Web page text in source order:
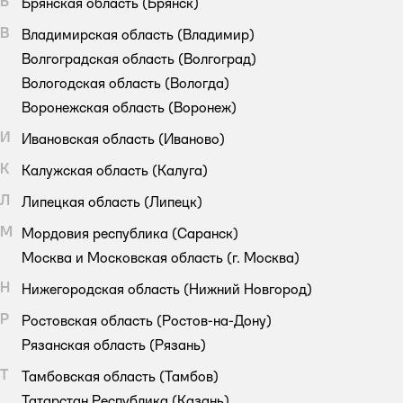
В
Владимирская область (Владимир)
Волгоградская область (Волгоград)
Вологодская область (Вологда)
Воронежская область (Воронеж)
И
Ивановская область (Иваново)
К
Калужская область (Калуга)
Л
Липецкая область (Липецк)
М
Мордовия республика (Саранск)
Москва и Московская область (г. Москва)
Н
Нижегородская область (Нижний Новгород)
Р
Ростовская область (Ростов-на-Дону)
Рязанская область (Рязань)
Т
Тамбовская область (Тамбов)